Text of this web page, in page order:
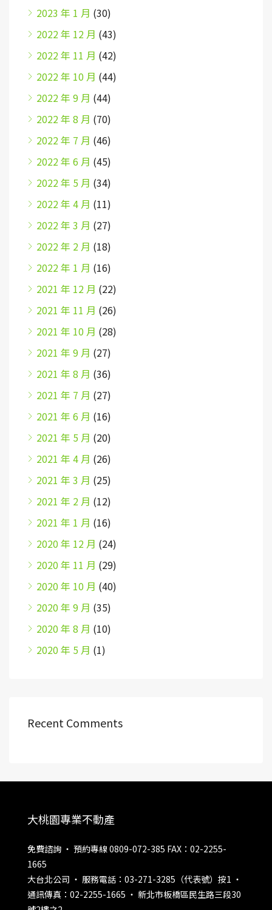
2023 年 1 月 (30)
2022 年 12 月 (43)
2022 年 11 月 (42)
2022 年 10 月 (44)
2022 年 9 月 (44)
2022 年 8 月 (70)
2022 年 7 月 (46)
2022 年 6 月 (45)
2022 年 5 月 (34)
2022 年 4 月 (11)
2022 年 3 月 (27)
2022 年 2 月 (18)
2022 年 1 月 (16)
2021 年 12 月 (22)
2021 年 11 月 (26)
2021 年 10 月 (28)
2021 年 9 月 (27)
2021 年 8 月 (36)
2021 年 7 月 (27)
2021 年 6 月 (16)
2021 年 5 月 (20)
2021 年 4 月 (26)
2021 年 3 月 (25)
2021 年 2 月 (12)
2021 年 1 月 (16)
2020 年 12 月 (24)
2020 年 11 月 (29)
2020 年 10 月 (40)
2020 年 9 月 (35)
2020 年 8 月 (10)
2020 年 5 月 (1)
Recent Comments
大桃園專業不動產
免費諮詢 ‧ 預約專線 0809-072-385 FAX：02-2255-
1665
大台北公司 ‧ 服務電話：03-271-3285（代表號）按1 ‧
通訊傳真：02-2255-1665 ‧ 新北市板橋區民生路三段30